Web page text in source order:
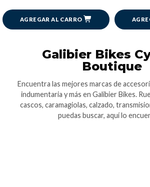
AGREGAR AL CARRO
Galibier Bikes
Boutique
Encuentra las mejores marcas de
indumentaria y más en Galibier Bikes.
cascos, caramagiolas, calzado,
puedas buscar, aquí lo